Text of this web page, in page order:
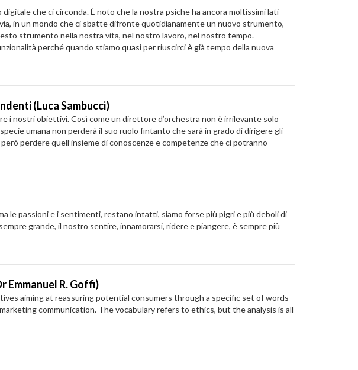
che ci circonda. È noto che la nostra psiche ha ancora moltissimi lati
in un mondo che ci sbatte difronte quotidianamente un nuovo strumento,
strumento nella nostra vita, nel nostro lavoro, nel nostro tempo.
perché quando stiamo quasi per riuscirci è già tempo della nuova
(Luca Sambucci)
i nostri obiettivi. Così come un direttore d’orchestra non è irrilevante solo
umana non perderà il suo ruolo fintanto che sarà in grado di dirigere gli
perdere quell’insieme di conoscenze e competenze che ci potranno
le passioni e i sentimenti, restano intatti, siamo forse più pigri e più deboli di
grande, il nostro sentire, innamorarsi, ridere e piangere, è sempre più
Emmanuel R. Goffi)
aiming at reassuring potential consumers through a specific set of words
communication. The vocabulary refers to ethics, but the analysis is all